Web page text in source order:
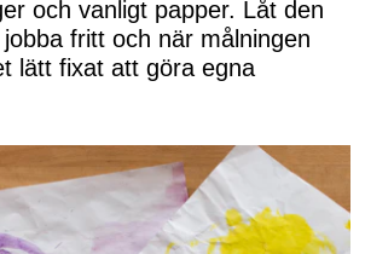
och vanligt papper. Låt den
jobba fritt och när målningen
lätt fixat att göra egna